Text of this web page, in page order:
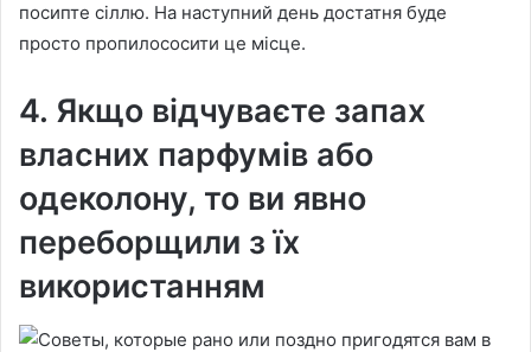
посипте сіллю. На наступний день достатня буде
просто пропилососити це місце.
4. Якщо відчуваєте запах
власних парфумів або
одеколону, то ви явно
переборщили з їх
використанням